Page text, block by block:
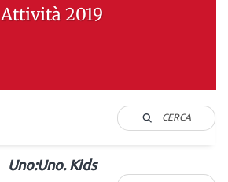
Attività 2019
CERCA
Uno:Uno. Kids